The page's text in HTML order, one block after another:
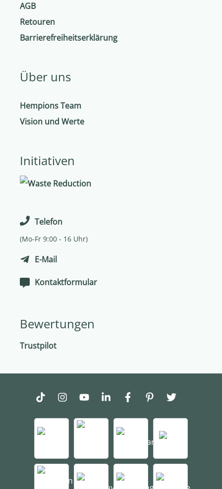
AGB
Retouren
Barrierefreiheitserklärung
Über uns
Hempions Team
Vision und Werte
Initiativen
Telefon
(Mo-Fr 9:00 - 16 Uhr)
E-Mail
Kontaktformular
Bewertungen
Trustpilot